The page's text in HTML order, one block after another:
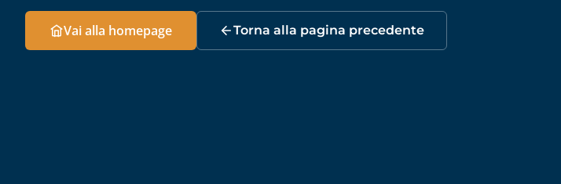
Vai alla homepage Torna alla pagina precedente